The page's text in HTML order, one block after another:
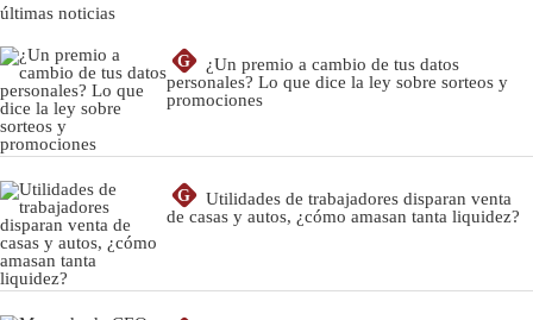
últimas noticias
G
¿Un premio a cambio de tus datos
personales? Lo que dice la ley sobre sorteos y
promociones
G
Utilidades de trabajadores disparan venta
de casas y autos, ¿cómo amasan tanta liquidez?